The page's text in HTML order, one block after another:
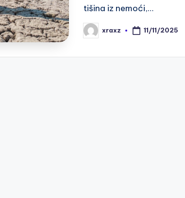
tišina iz nemoći,…
Posted
by
xraxz 11/11/2025